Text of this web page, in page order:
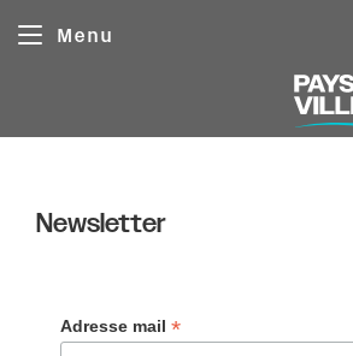
Menu
Newsletter
Adresse mail *